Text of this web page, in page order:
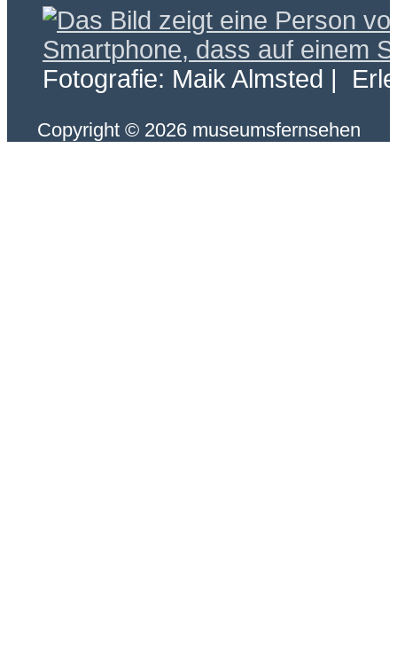
Fotografie: Maik Almsted |
Copyright © 2026 museumsfernsehen